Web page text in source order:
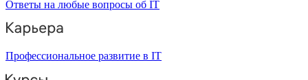
Ответы на любые вопросы об IT
Профессиональное развитие в IT